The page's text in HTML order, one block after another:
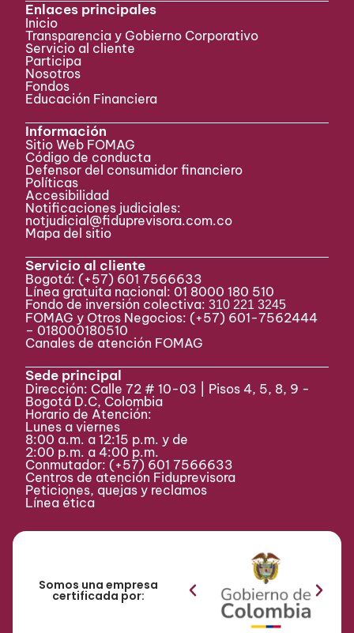
Enlaces principales
Inicio
Transparencia y Gobierno Corporativo
Servicio al cliente
Participa ​
Nosotros
Fondos
Educación Financiera
Información
Sitio Web FOMAG
Código de conducta
Defensor del consumidor financiero
Políticas
Accesibilidad
Notificaciones judiciales:
notjudicial@fiduprevisora.com.co
Mapa del sitio
Servicio al cliente
Bogotá: (+57) 601 7566633
Línea gratuita nacional: 01 8000 180 510
Fondo de inversión colectiva:310 221 3245
FOMAG y Otros Negocios: (+57) 601-7562444
– 018000180510
Canales de atención FOMAG
Sede principal
Dirección: Calle 72 # 10-03 | Pisos 4, 5, 8, 9 -
Bogotá D.C, Colombia
Horario de Atención:
Lunes a viernes
8:00 a.m. a 12:15 p.m. y de
2:00 p.m. a 4:00 p.m.
Conmutador: (+57) 601 7566633
Centros de atención Fiduprevisora
Peticiones, quejas y reclamos
Línea ética
Somos una empresa
certificada por: